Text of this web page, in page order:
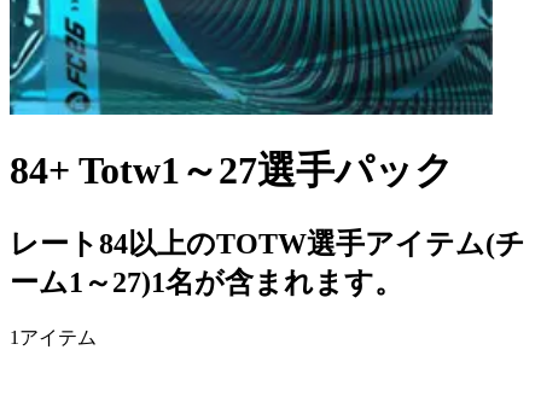
84+ Totw1～27選手パック
レート84以上のTOTW選手アイテム(チ
ーム1～27)1名が含まれます。
1 アイテム